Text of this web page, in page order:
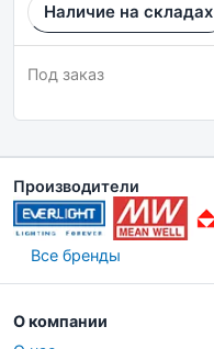
Наличие на складах
Под заказ
Производители
Все бренды
О компании